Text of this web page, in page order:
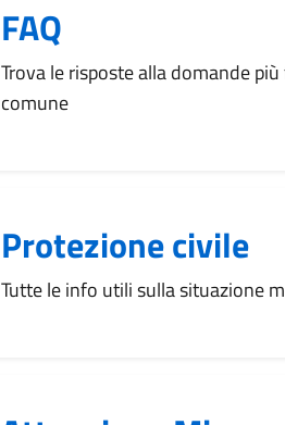
FAQ
Trova le risposte alla domande
comune
Protezione civile
Tutte le info utili sulla situazione